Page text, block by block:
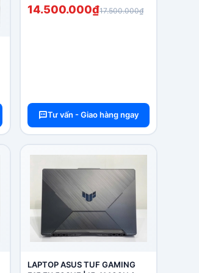
14.500.000₫17.500.000₫
Tư vấn - Giao hàng ngay
LAPTOP ASUS TUF GAMING